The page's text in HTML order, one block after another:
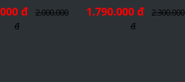
đ
2.000.000
đ
1.790.000 đ
2.300.000
đ